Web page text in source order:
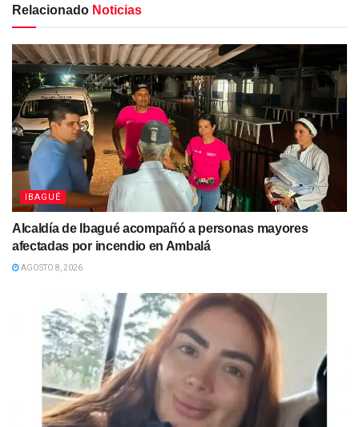
Relacionado Noticias
IBAGUÉ
Alcaldía de Ibagué acompañó a personas mayores
afectadas por incendio en Ambalá
AGOSTO 8, 2026